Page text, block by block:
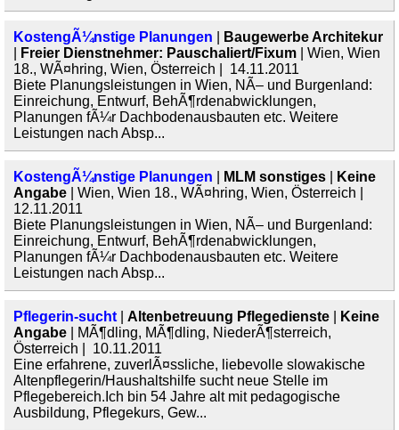
KostengÃ¼nstige Planungen
Baugewerbe Architekur
Freier Dienstnehmer: Pauschaliert/Fixum | Wien, Wien
18., WÃ¤hring, Wien, Österreich | 14.11.2011
Biete Planungsleistungen in Wien, NÃ– und Burgenland:
Einreichung, Entwurf, BehÃ¶rdenabwicklungen,
Planungen fÃ¼r Dachbodenausbauten etc. Weitere
Leistungen nach Absp...
KostengÃ¼nstige Planungen MLM sonstiges
Keine
Angabe | Wien, Wien 18., WÃ¤hring, Wien, Österreich |
12.11.2011
Biete Planungsleistungen in Wien, NÃ– und Burgenland:
Einreichung, Entwurf, BehÃ¶rdenabwicklungen,
Planungen fÃ¼r Dachbodenausbauten etc. Weitere
Leistungen nach Absp...
Pflegerin-sucht Altenbetreuung Pflegedienste
Keine
Angabe | MÃ¶dling, MÃ¶dling, NiederÃ¶sterreich,
Österreich | 10.11.2011
Eine erfahrene, zuverlÃ¤ssliche, liebevolle slowakische
Altenpflegerin/Haushaltshilfe sucht neue Stelle im
Pflegebereich.Ich bin 54 Jahre alt mit pedagogische
Ausbildung, Pflegekurs, Gew...